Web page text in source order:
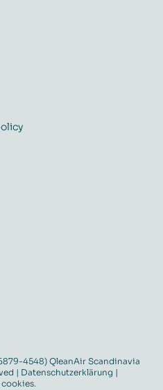
4548) QleanAir Scandinavia
| Datenschutzerklärung |
cookies.